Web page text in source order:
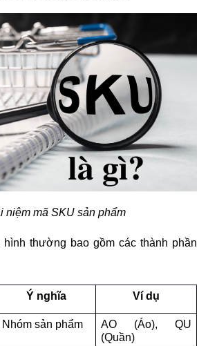
niệm mã SKU sản phẩm
hình thường bao gồm các thành phần
Ý nghĩa Ví dụ
Nhóm sản phẩm
AO (Áo), QU
(Quần)